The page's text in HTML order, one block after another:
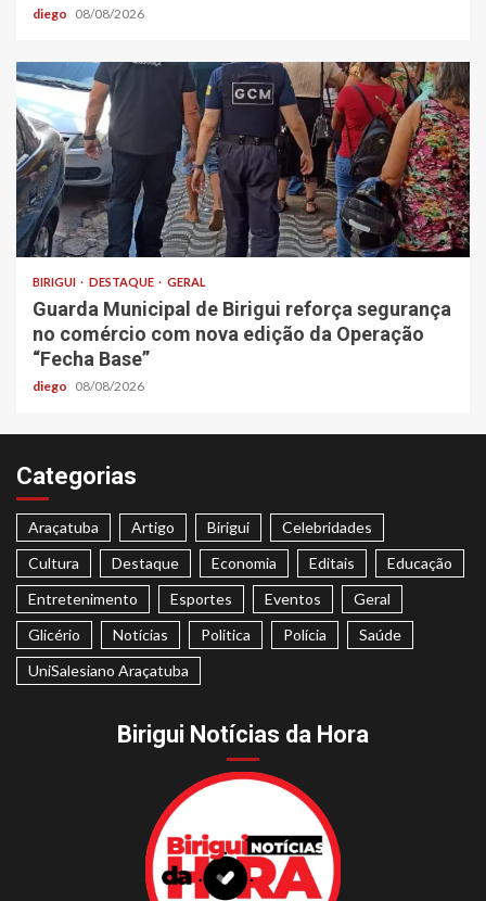
diego 08/08/2026
BIRIGUI DESTAQUE GERAL
Guarda Municipal de Birigui reforça segurança
no comércio com nova edição da Operação
“Fecha Base”
diego 08/08/2026
Categorias
Araçatuba Artigo Birigui
Celebridades
Cultura
Destaque Economia Editais
Educação
Entretenimento
Esportes Eventos
Geral
Glicério
Notícias Politica Polícia
Saúde
UniSalesiano Araçatuba
Birigui Notícias da Hora